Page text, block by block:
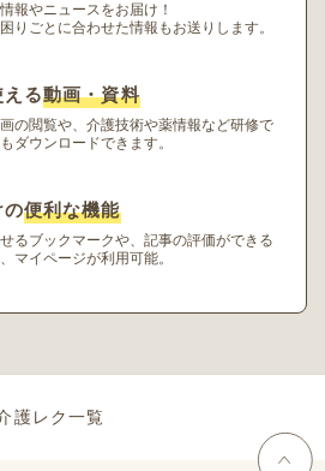
報やニュースをお届け！
りごとに合わせた情報もお送りします。
える動画・資料
の閲覧や、介護技術や薬情報など研修で
ダウンロードできます。
の便利な機能
るブックマークや、記事の評価ができる
マイページが利用可能。
護レク一覧